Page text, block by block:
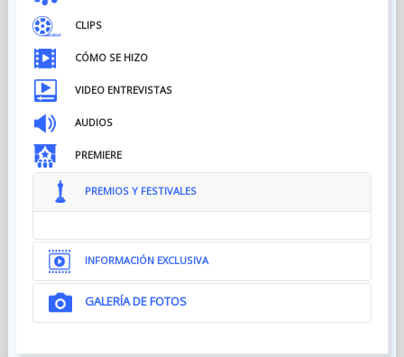
CLIPS
CÓMO SE HIZO
VIDEO ENTREVISTAS
AUDIOS
PREMIERE
PREMIOS Y FESTIVALES
INFORMACIÓN EXCLUSIVA
NOTAS DEL DIRECTOR...
“Conocí la novela de David Jasso por el productor Alejandro
y mi interés nació sobre todo por la fascinación que me
GALERÍA DE FOTOS